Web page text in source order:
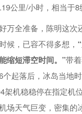
公里/小时，相当于8
万全准备，陈明这次
候，已容不得多想，
缩短滞空时间。”带
个起落后，冰岛当地
架机稳稳停在指定机
场天气巨变，密集的